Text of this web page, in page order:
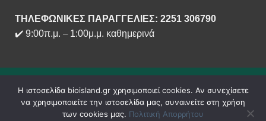
ΤΗΛΕΦΩΝΙΚΕΣ ΠΑΡΑΓΓΕΛΙΕΣ: 2251 306790
✔️ 9:00π.μ. –1:00μ.μ. καθημερινά
Η ιστοσελίδα bioisland.gr χρησιμοποιεί cookies. Αν συνεχίσετε
να χρησιμοποιείτε την ιστοσελίδα μας, συναινείτε στη χρήση
των cookies μας. Πολιτική Απορρήτου